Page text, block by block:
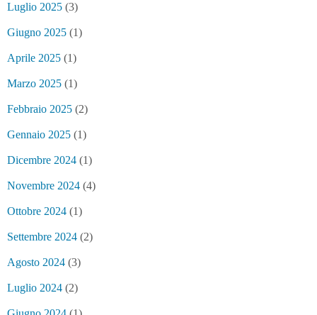
Luglio 2025 (3)
Giugno 2025 (1)
Aprile 2025 (1)
Marzo 2025 (1)
Febbraio 2025 (2)
Gennaio 2025 (1)
Dicembre 2024 (1)
Novembre 2024 (4)
Ottobre 2024 (1)
Settembre 2024 (2)
Agosto 2024 (3)
Luglio 2024 (2)